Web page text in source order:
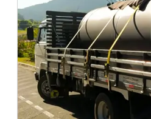
Compartilhe em
Facebook
Twitter